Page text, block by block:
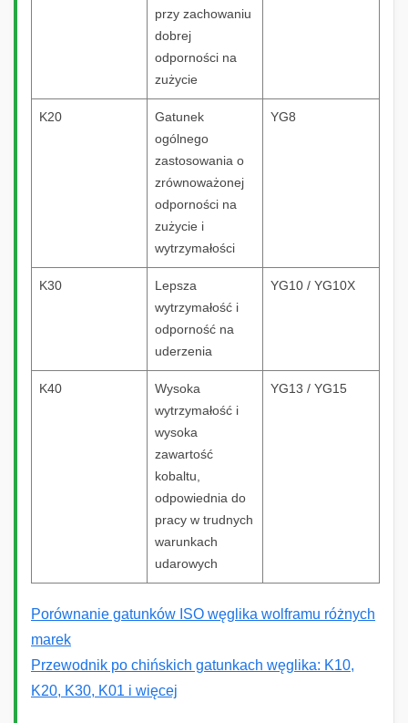
przy zachowaniu
dobrej
odporności na
zużycie
K20
Gatunek
ogólnego
zastosowania o
zrównoważonej
odporności na
zużycie i
wytrzymałości
YG8
K30
Lepsza
wytrzymałość i
odporność na
uderzenia
YG10 / YG10X
K40
Wysoka
wytrzymałość i
wysoka
zawartość
kobaltu,
odpowiednia do
pracy w trudnych
warunkach
udarowych
YG13 / YG15
Porównanie gatunków ISO węglika wolframu różnych
marek
Przewodnik po chińskich gatunkach węglika: K10,
K20, K30, K01 i więcej